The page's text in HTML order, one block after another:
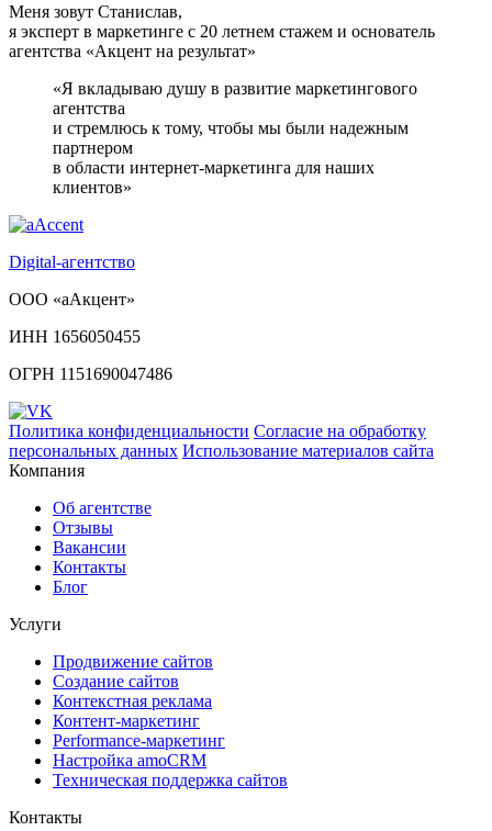
Меня зовут Станислав,
я эксперт в маркетинге с 20 летнем стажем и основатель
агентства «Акцент на результат»
«Я вкладываю душу в развитие маркетингового
агентства
и стремлюсь к тому, чтобы мы были надежным
партнером
в области интернет-маркетинга для наших
клиентов»
Digital-агентство
ООО «аАкцент»
ИНН 1656050455
ОГРН 1151690047486
Политика конфиденциальности Согласие на обработку
персональных данных Использование материалов сайта
Компания
Об агентстве
Отзывы
Вакансии
Контакты
Блог
Услуги
Продвижение сайтов
Создание сайтов
Контекстная реклама
Контент-маркетинг
Performance-маркетинг
Настройка amoCRM
Техническая поддержка сайтов
Контакты